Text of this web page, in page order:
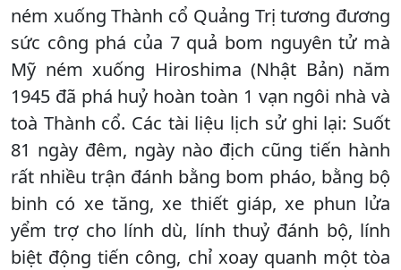
ném xuống Thành cổ Quảng Trị tương đương
sức công phá của 7 quả bom nguyên tử mà
Mỹ ném xuống Hiroshima (Nhật Bản) năm
1945 đã phá huỷ hoàn toàn 1 vạn ngôi nhà và
toà Thành cổ. Các tài liệu lịch sử ghi lại: Suốt
81 ngày đêm, ngày nào địch cũng tiến hành
rất nhiều trận đánh bằng bom pháo, bằng bộ
binh có xe tăng, xe thiết giáp, xe phun lửa
yểm trợ cho lính dù, lính thuỷ đánh bộ, lính
biệt động tiến công, chỉ xoay quanh một tòa